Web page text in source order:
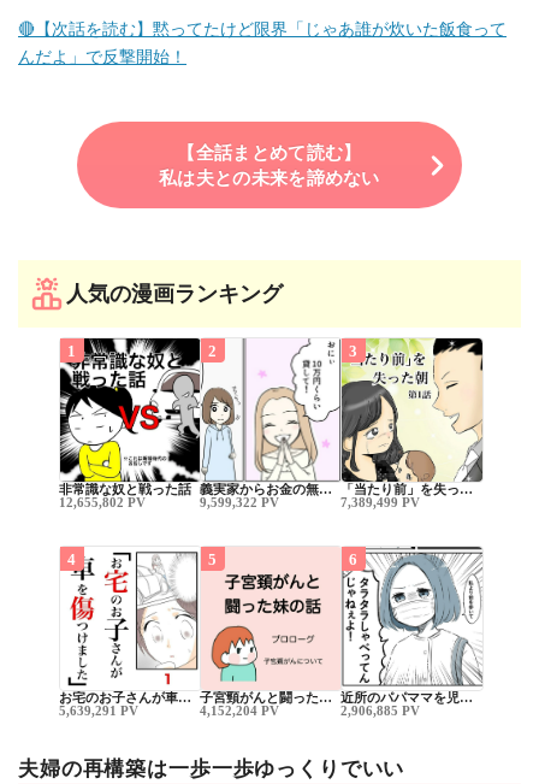
🔴【次話を読む】黙ってたけど限界「じゃあ誰が炊いた飯食って
んだよ」で反撃開始！
【全話まとめて読む】
私は夫との未来を諦めない
人気の漫画ランキング
1
非常識な奴と戦った話
12,655,802 PV
2
義実家からお金の無…
9,599,322 PV
3
「当たり前」を失っ…
7,389,499 PV
4
お宅のお子さんが車…
5,639,291 PV
5
子宮頸がんと闘った…
4,152,204 PV
6
近所のパパママを児…
2,906,885 PV
夫婦の再構築は一歩一歩ゆっくりでいい